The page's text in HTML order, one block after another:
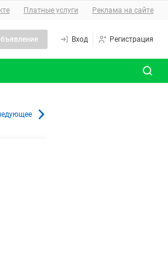
Платные услуги Реклама на сайте
Вход Регистрация